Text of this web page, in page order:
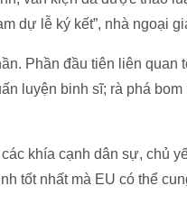
dự lễ ký kết”, nhà ngoại
Phần đầu tiên liên quan
luyện binh sĩ; rà phá
khía cạnh dân sự, chủ
tốt nhất mà EU có thể